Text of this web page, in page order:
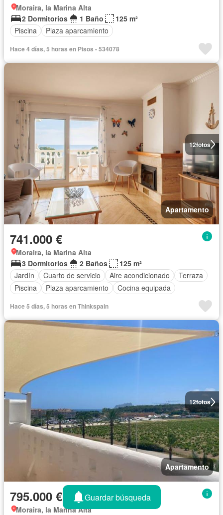
Moraira, la Marina Alta
2 Dormitorios
1 Baño
125 m²
Piscina
Plaza aparcamiento
Hace 4 días, 5 horas en Pisos - 534078
12fotos
Apartamento
741.000 €
Moraira, la Marina Alta
3 Dormitorios
2 Baños
125 m²
Jardín
Cuarto de servicio Aire acondicionado
Terraza
Piscina
Plaza aparcamiento Cocina equipada
Hace 5 días, 5 horas en Thinkspain
12fotos
Apartamento
795.000 €
Moraira, la Marina Alta
Guardar búsqueda